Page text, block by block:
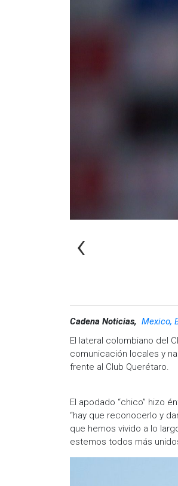
‹
Cadena Noticias, Mexico,
El lateral colombiano del
comunicación locales y
frente al Club Querétaro.
El apodado “chico” hizo
“hay que reconocerlo y
que hemos vivido a lo
estemos todos más